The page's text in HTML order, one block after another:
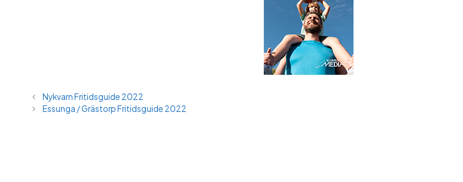
Nykvarn Fritidsguide 2022
Essunga / Grästorp Fritidsguide 2022